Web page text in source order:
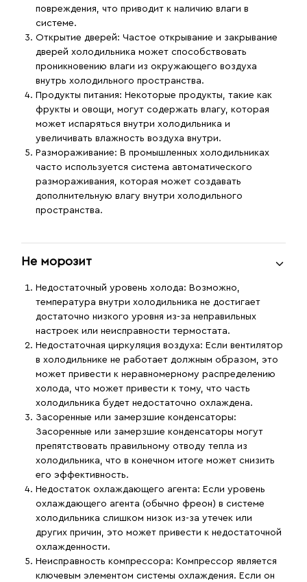
повреждения, что приводит к наличию влаги в
системе.
Открытие дверей: Частое открывание и закрывание
дверей холодильника может способствовать
проникновению влаги из окружающего воздуха
внутрь холодильного пространства.
Продукты питания: Некоторые продукты, такие как
фрукты и овощи, могут содержать влагу, которая
может испаряться внутри холодильника и
увеличивать влажность воздуха внутри.
Размораживание: В промышленных холодильниках
часто используется система автоматического
размораживания, которая может создавать
дополнительную влагу внутри холодильного
пространства.
Не морозит
Недостаточный уровень холода: Возможно,
температура внутри холодильника не достигает
достаточно низкого уровня из-за неправильных
настроек или неисправности термостата.
Недостаточная циркуляция воздуха: Если вентилятор
в холодильнике не работает должным образом, это
может привести к неравномерному распределению
холода, что может привести к тому, что часть
холодильника будет недостаточно охлаждена.
Засоренные или замерзшие конденсаторы:
Засоренные или замерзшие конденсаторы могут
препятствовать правильному отводу тепла из
холодильника, что в конечном итоге может снизить
его эффективность.
Недостаток охлаждающего агента: Если уровень
охлаждающего агента (обычно фреон) в системе
холодильника слишком низок из-за утечек или
других причин, это может привести к недостаточной
охлажденности.
Неисправность компрессора: Компрессор является
ключевым элементом системы охлаждения. Если он